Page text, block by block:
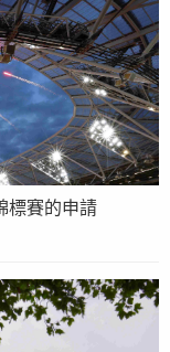
標賽的申請